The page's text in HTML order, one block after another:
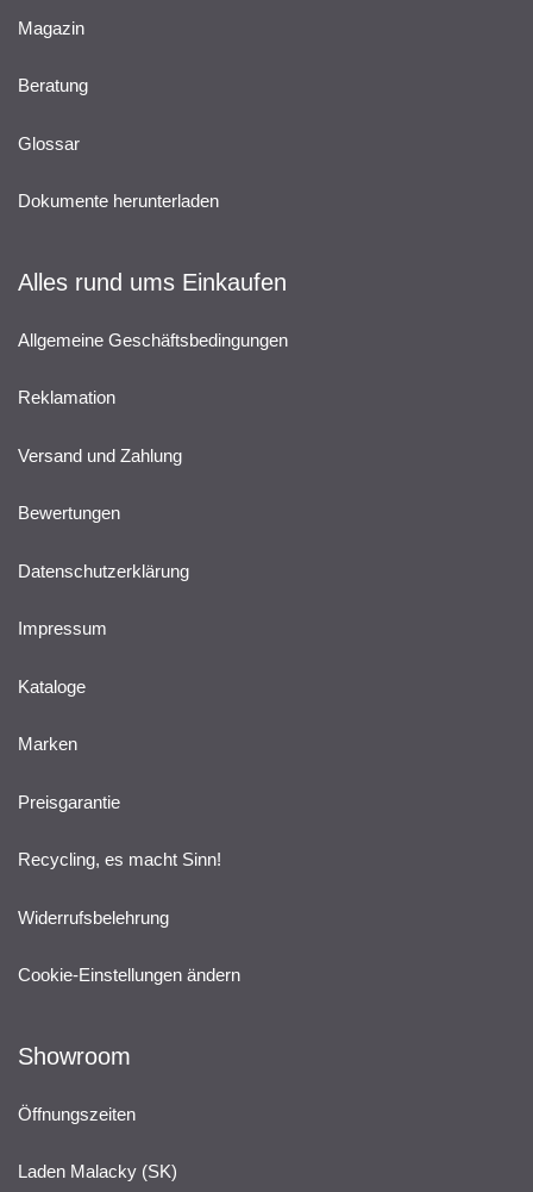
Magazin
Beratung
Glossar
Dokumente herunterladen
Alles rund ums Einkaufen
Allgemeine Geschäftsbedingungen
Reklamation
Versand und Zahlung
Bewertungen
Datenschutzerklärung
Impressum
Kataloge
Marken
Preisgarantie
Recycling, es macht Sinn!
Widerrufsbelehrung
Cookie-Einstellungen ändern
Showroom
Öffnungszeiten
Laden Malacky (SK)